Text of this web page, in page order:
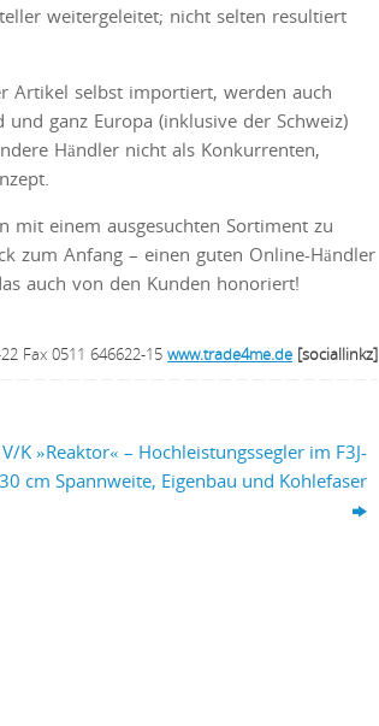
weitergeleitet; nicht selten resultiert
Artikel selbst importiert, werden auch
ganz Europa (inklusive der Schweiz)
Händler nicht als Konkurrenten,
mit einem ausgesuchten Sortiment zu
zum Anfang – einen guten Online-Händler
auch von den Kunden honoriert!
Fax 0511 646622-15 www.trade4me.de [sociallinkz]
K »Reaktor« – Hochleistungssegler im F3J-
cm Spannweite, Eigenbau und Kohlefaser